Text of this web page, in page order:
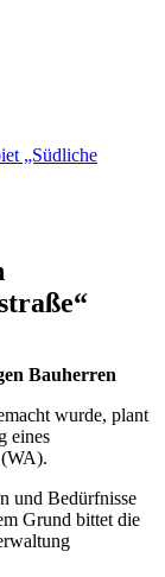
„Südliche
Bauherren
wurde, plant
eines
und Bedürfnisse
Grund bittet die